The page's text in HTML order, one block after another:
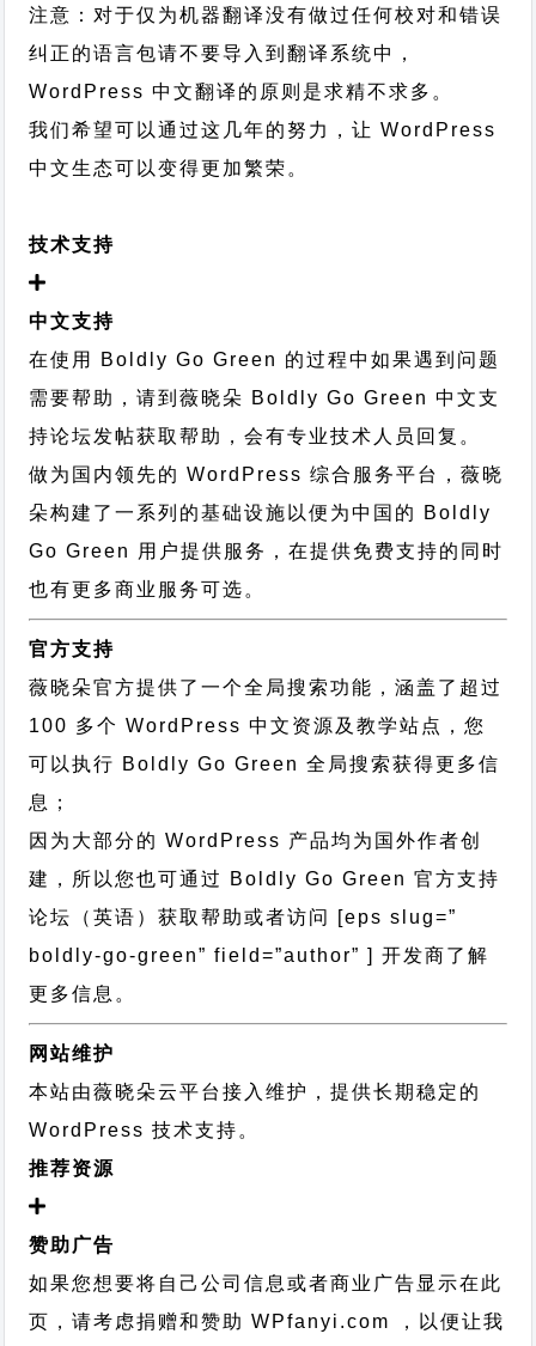
注意：对于仅为机器翻译没有做过任何校对和错误
纠正的语言包请不要导入到翻译系统中，
WordPress 中文翻译的原则 是求精不求多。
我们希望可以通过这几年的努力，让 WordPress
中文生态可以变得更加繁荣。
技术支持
中文支持
在使用 Boldly Go Green 的过程中如果遇到问题
需要帮助，请到薇晓朵 Boldly Go Green 中文支
持论坛发帖获取帮助，会有专业技术人员回复。
做为国内领先的 WordPress 综合服务平台，薇晓
朵构建了一系列的基础设施以便为中国的 Boldly
Go Green 用户提供服务，在提供免费支持的同时
也有更多商业服务可选。
官方支持
薇晓朵官方提供了一个全局搜索功能，涵盖了超过
100 多个 WordPress 中文资源及教学站点，您
可以执行 Boldly Go Green 全局搜索获得更多信
息；
因为大部分的 WordPress 产品均为国外作者创
建，所以您也可通过 Boldly Go Green 官方支持
论坛
（英语）获取帮助或者访问 [eps slug=”
boldly-go-green” field=”author” ] 开发商了解
更多信息。
网站维护
本站由薇晓朵云平台接入维护，提供长期稳定的
WordPress 技术支持 。
推荐资源
赞助广告
如果您想要将自己公司信息或者商业广告显示在此
页，请考虑捐赠和赞助 WPfanyi.com ，以便让我